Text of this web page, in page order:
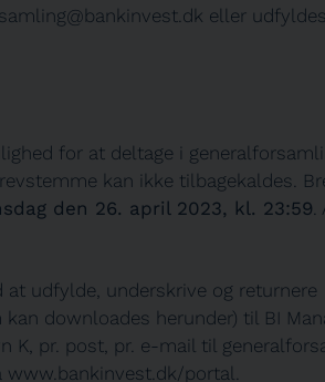
eller
for at deltage i
kan ikke tilbagekaldes.
den 26. april 2023, kl. 23:59.
at udfylde, underskrive og returnere
downloades herunder) til BI
K, pr. post, pr. e-mail til
www.bankinvest.dk/portal.